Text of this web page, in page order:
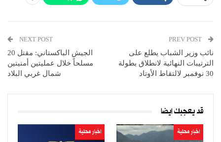
نائب وزير الشباب يطلع على
الترتيبات النهائية لانطلاق بطولة
30 نوفمبر لالتقاط الأوتاد
NEXT POST
الجيش الباكستاني: مقتل 20
مسلحاً خلال عمليتين أمنيتين
شمال غربي البلاد
قد يعجبك ايضا
اخبار محلية اخبار محلية